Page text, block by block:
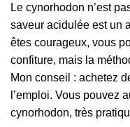
Le cynorhodon n’est
saveur acidulée est un
êtes courageux, vous
confiture, mais la
Mon conseil : achetez
l’emploi. Vous pouvez
cynorhodon, très